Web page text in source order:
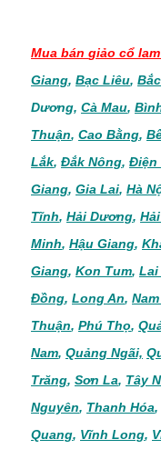
Mua bán giảo cổ lam
Giang, Bạc Liêu,
Dương, Cà Mau,
Thuận, Cao Bằng,
Lắk, Đắk Nông, Điện
Giang, Gia Lai, Hà
Tĩnh, Hải Dương,
Minh, Hậu Giang,
Giang, Kon Tum, Lai
Đồng, Long An,
Thuận, Phú Thọ,
Nam, Quảng Ngãi,
Trăng, Sơn La, Tây
Nguyên, Thanh Hóa,
Quang, Vĩnh Long,